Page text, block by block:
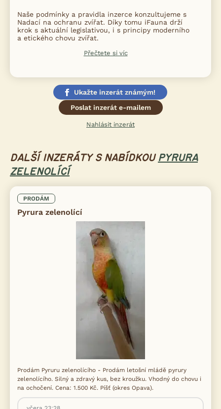
Naše podmínky a pravidla inzerce konzultujeme s
Nadací na ochranu zvířat. Díky tomu iFauna drží
krok s aktuální legislativou, i s principy moderního
a etického chovu zvířat.
Přečtete si víc
Ukažte inzerát známým!
Poslat inzerát e-mailem
Nahlásit inzerát
DALŠÍ INZERÁTY S NABÍDKOU PYRURA
ZELENOLÍCÍ
PRODÁM
Pyrura zelenolící
Prodám Pyruru zelenolícího - Prodám letošní mládě pyrury
zelenolícího. Silný a zdravý kus, bez kroužku. Vhodný do chovu i
na ochočení. Cena: 1.500 Kč. Píšť (okres Opava).